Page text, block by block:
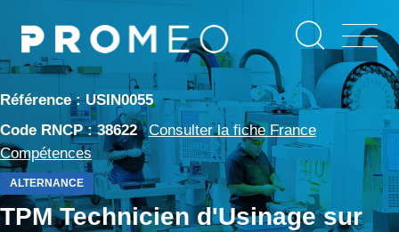
contenu
principal
Référence : USIN0055
Code RNCP : 38622 Consulter la fiche France
Compétences
ALTERNANCE
TPM Technicien d'Usinage sur